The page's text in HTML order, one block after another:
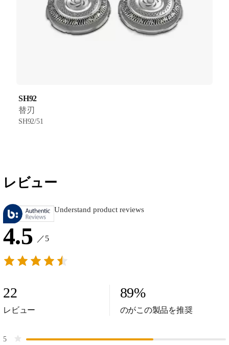
SH92
替刃
SH92/51
レビュー
Understand product reviews
4.5 ／5
22
レビュー
89%
のがこの製品を推奨
5